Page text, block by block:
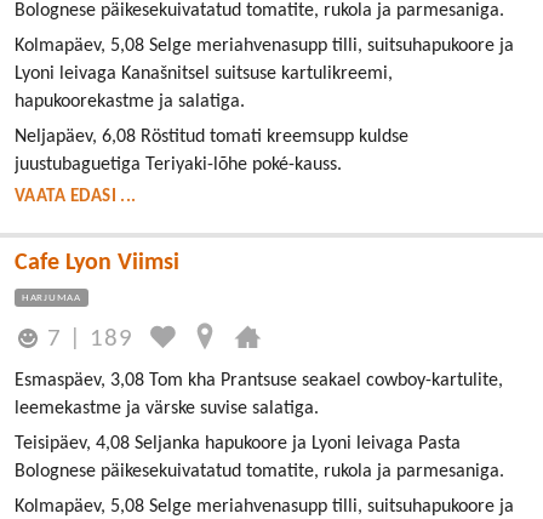
Bolognese päikesekuivatatud tomatite, rukola ja parmesaniga.
Kolmapäev, 5,08 Selge meriahvenasupp tilli, suitsuhapukoore ja
Lyoni leivaga Kanašnitsel suitsuse kartulikreemi,
hapukoorekastme ja salatiga.
Neljapäev, 6,08 Röstitud tomati kreemsupp kuldse
juustubaguetiga Teriyaki-lõhe poké-kauss.
VAATA EDASI ...
Cafe Lyon Viimsi
HARJUMAA
7 189
Esmaspäev, 3,08 Tom kha Prantsuse seakael cowboy-kartulite,
leemekastme ja värske suvise salatiga.
Teisipäev, 4,08 Seljanka hapukoore ja Lyoni leivaga Pasta
Bolognese päikesekuivatatud tomatite, rukola ja parmesaniga.
Kolmapäev, 5,08 Selge meriahvenasupp tilli, suitsuhapukoore ja